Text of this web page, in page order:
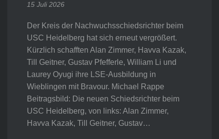
15 Juli 2026
Der Kreis der Nachwuchsschiedsrichter beim
USC Heidelberg hat sich erneut vergrößert.
Kürzlich schafften Alan Zimmer, Havva Kazak,
Till Geitner, Gustav Pfefferle, William Li und
Laurey Oyugi ihre LSE-Ausbildung in
Wieblingen mit Bravour. Michael Rappe
Beitragsbild: Die neuen Schiedsrichter beim
USC Heidelberg, von links: Alan Zimmer,
Havva Kazak, Till Geitner, Gustav…